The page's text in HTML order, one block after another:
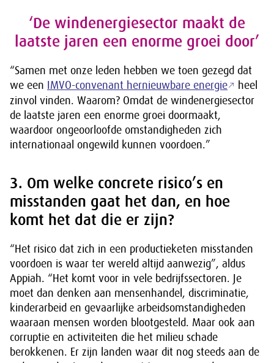
‘De windenergiesector maakt de
laatste jaren een enorme groei door’
“Samen met onze leden hebben we toen gezegd dat
we een IMVO-convenant hernieuwbare energie
heel
zinvol vinden. Waarom? Omdat de windenergiesector
de laatste jaren een enorme groei doormaakt,
waardoor ongeoorloofde omstandigheden zich
internationaal ongewild kunnen voordoen.”
3. Om welke concrete risico’s en
misstanden gaat het dan, en hoe
komt het dat die er zijn?
“Het risico dat zich in een productieketen misstanden
voordoen is waar ter wereld altijd aanwezig”, aldus
Appiah. “Het komt voor in vele bedrijfssectoren. Je
moet dan denken aan mensenhandel, discriminatie,
kinderarbeid en gevaarlijke arbeidsomstandigheden
waaraan mensen worden blootgesteld. Maar ook aan
corruptie en activiteiten die het milieu schade
berokkenen. Er zijn landen waar dit nog steeds aan de